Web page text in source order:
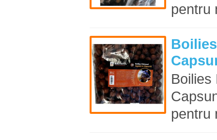
pentru
Boilies
pentru